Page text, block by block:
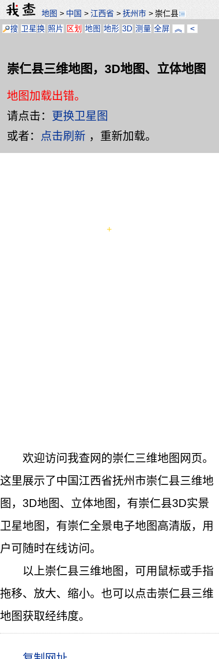
地图 > 中国 > 江西省 >抚州市 > 崇仁县
搜 卫星换 照片 区划 地图 地形 3D 测量 全屏 ︽ <
崇仁县三维地图，3D地图、立体地图
地图加载出错。
请点击： 更换卫星图
或者： 点击刷新 ，重新加载。
欢迎访问我查网的崇仁三维地图网页。
这里展示了中国江西省抚州市崇仁县三维地
图，3D地图、立体地图，有崇仁县3D实景
卫星地图，有崇仁全景电子地图高清版，用
户可随时在线访问。
以上崇仁县三维地图，可用鼠标或手指
拖移、放大、缩小。也可以点击崇仁县三维
地图获取经纬度。